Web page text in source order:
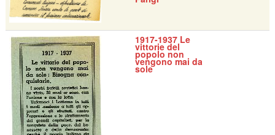
1917-1937 Le
vittorie del
popolo non
vengono mai da
sole